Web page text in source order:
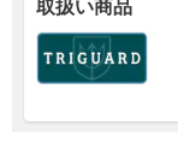
取扱い商品